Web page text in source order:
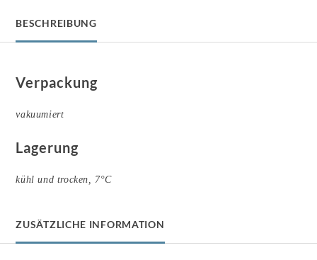
BESCHREIBUNG
Verpackung
vakuumiert
Lagerung
kühl und trocken, 7°C
ZUSÄTZLICHE INFORMATION